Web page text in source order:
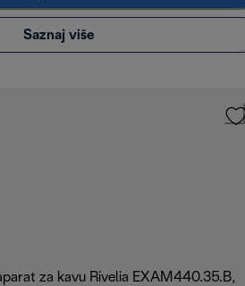
Saznaj više